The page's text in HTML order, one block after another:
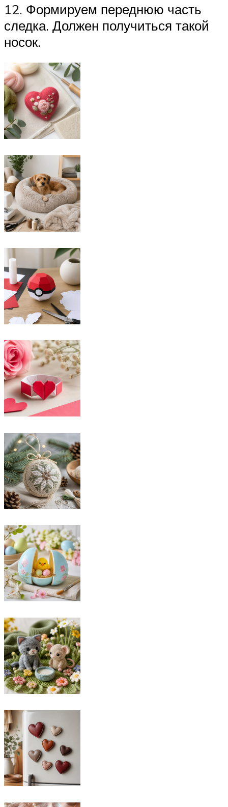
12. Формируем переднюю часть
следка. Должен получиться такой
носок.